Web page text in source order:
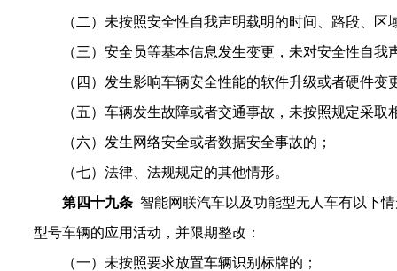
（二）未按照安全性自我声明载明的时间、路段、区
（三）安全员等基本信息发生变更，未对安全性自我
（四） 发生影响车辆安全性能的软件升级或者硬件变
（五）车辆发生故障或者交通事故，未按照规定采取
（六）发生网络安全或者数据安全事故的 ；
（七）法律、法规规定的其他情形。
第四十九条 智能网联汽车以及功能型无人车有以下
型号车辆的应用活动，并限期整改：
（一）未按照要求放置车辆识别标牌的；